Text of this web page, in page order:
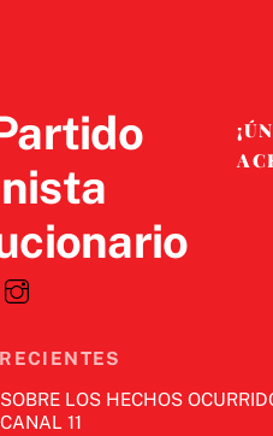
SOBRE LOS HECHOS
CANAL 11